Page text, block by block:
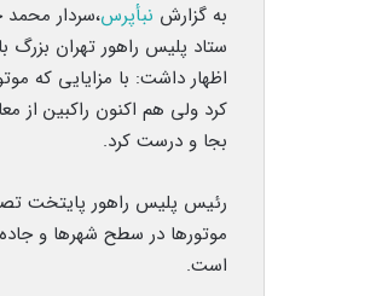
به گزارش نبأپرس،سردار
ستاد پلیس راهور تهران
اظهار داشت: با مزایایی که
کرد ولی هم اکنون راکبین از
بجا و درست کرد.
رئیس پلیس راهور پایتخت
موتورها در سطح شهرها و
است.